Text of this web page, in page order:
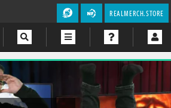
REALMERCH.STORE